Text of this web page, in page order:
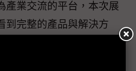
產業交流的平台，本次展
到完整的產品與解決方
合作夥伴在推動智慧製
。2025年的展示將讓業